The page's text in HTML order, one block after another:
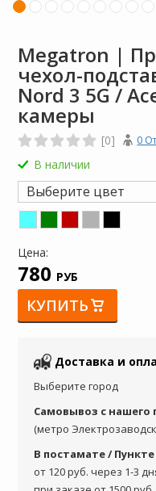
Megatron |
чехол-
Nord 3 5G /
камеры
[0] 0
В наличии
Выберите цвет
Цена:
780 РУБ
КУПИТЬ
Доставка и
Выберите город
Самовывоз с нашего
(метро
В постамате /
от 120 руб. через 1-3